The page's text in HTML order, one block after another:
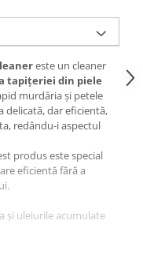
este un cleaner
tapițeriei din piele
murdăria și petele
delicată, dar eficientă,
redându-i aspectul
produs este special
eficientă fără a
și uleiurile acumulate